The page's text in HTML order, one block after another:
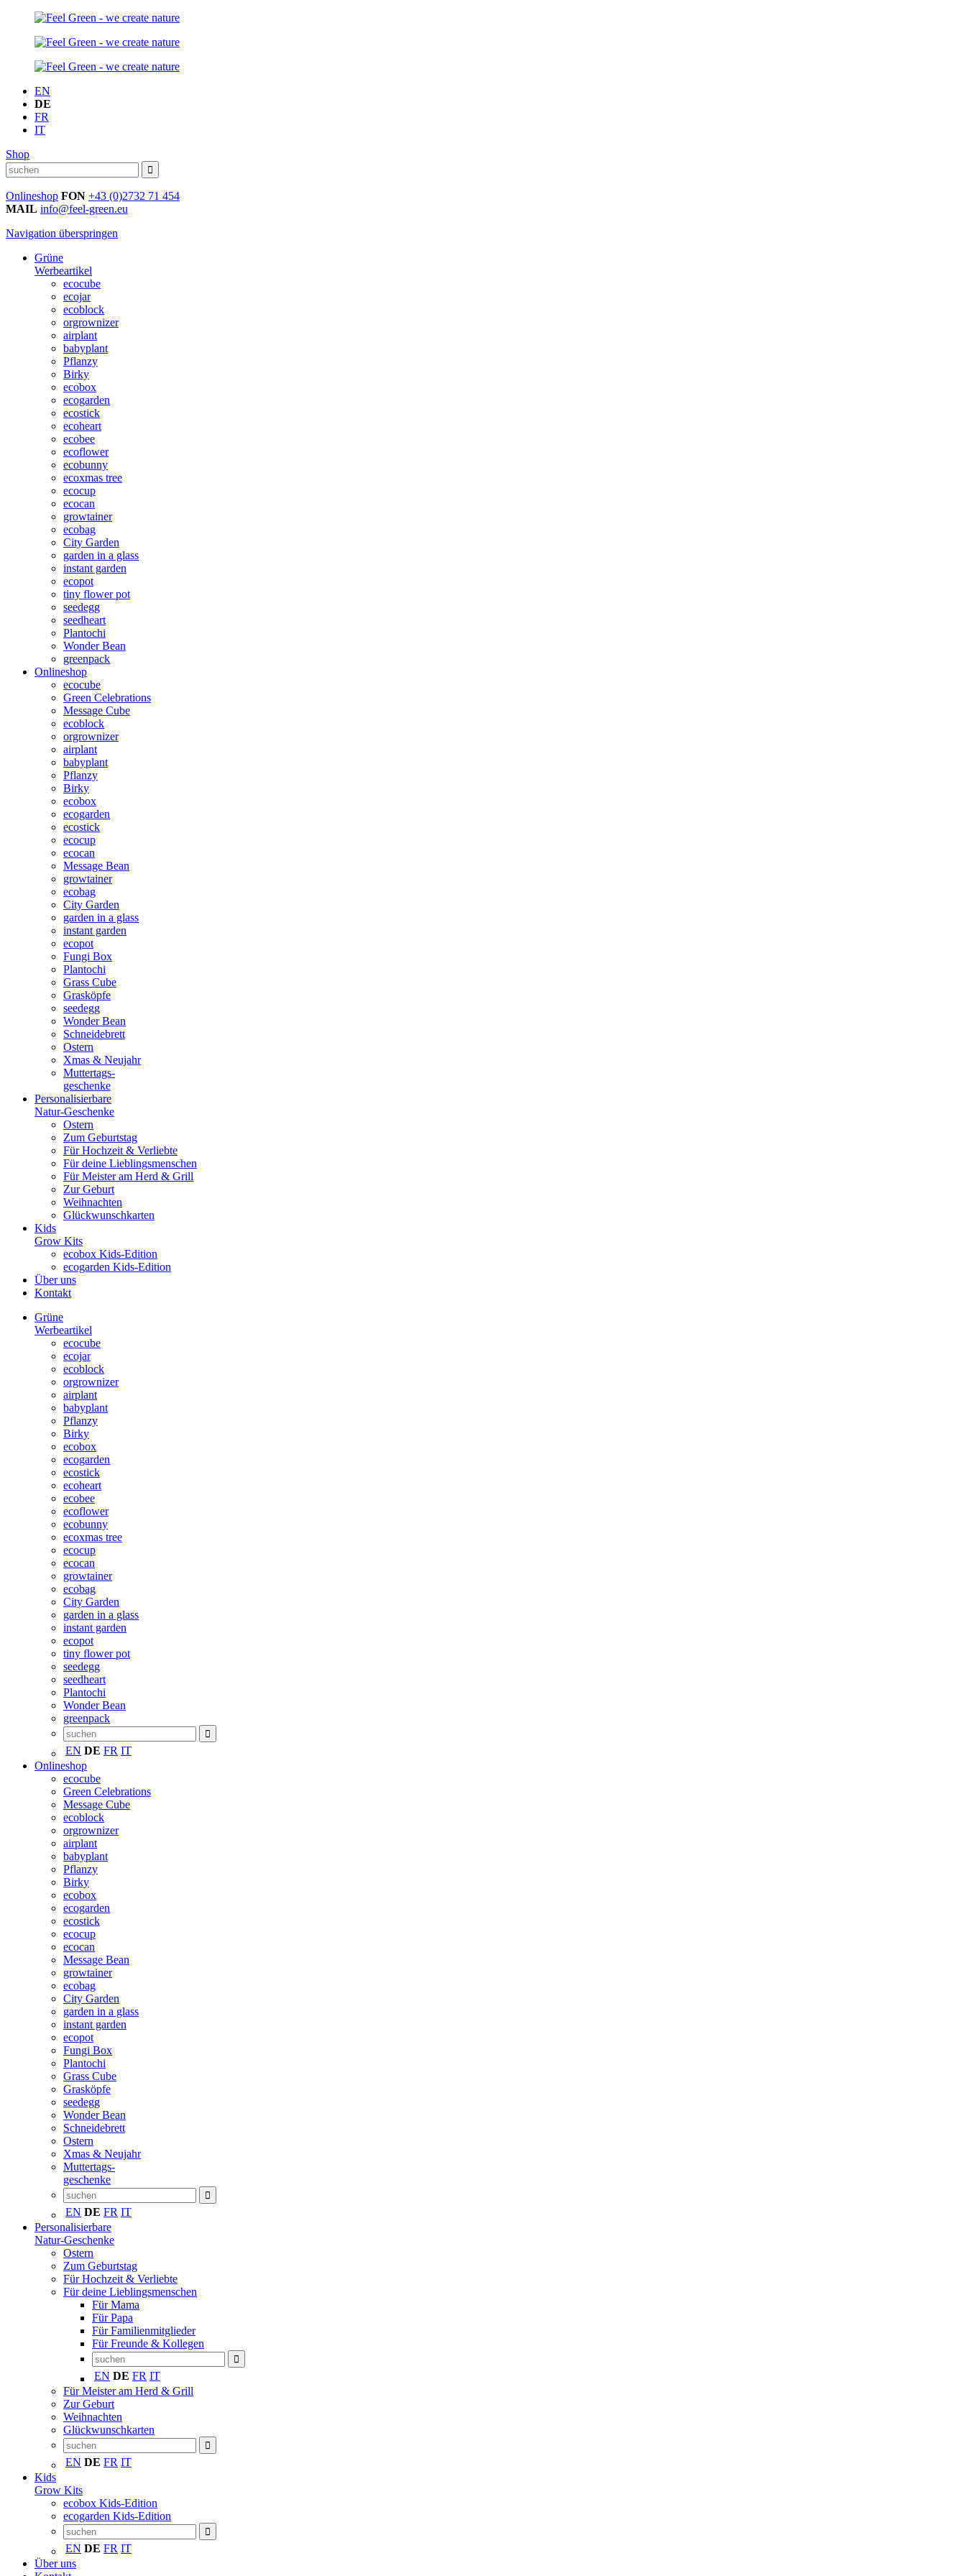
EN
DE
FR
IT
Shop
Onlineshop FON +43 (0)2732 71 454
MAIL info@feel-green.eu
Navigation überspringen
Grüne
Werbeartikel
ecocube
ecojar
ecoblock
orgrownizer
airplant
babyplant
Pflanzy
Birky
ecobox
ecogarden
ecostick
ecoheart
ecobee
ecoflower
ecobunny
ecoxmas tree
ecocup
ecocan
growtainer
ecobag
City Garden
garden in a glass
instant garden
ecopot
tiny flower pot
seedegg
seedheart
Plantochi
Wonder Bean
greenpack
Onlineshop
ecocube
Green Celebrations
Message Cube
ecoblock
orgrownizer
airplant
babyplant
Pflanzy
Birky
ecobox
ecogarden
ecostick
ecocup
ecocan
Message Bean
growtainer
ecobag
City Garden
garden in a glass
instant garden
ecopot
Fungi Box
Plantochi
Grass Cube
Grasköpfe
seedegg
Wonder Bean
Schneidebrett
Ostern
Xmas & Neujahr
Muttertags-
geschenke
Personalisierbare
Natur-Geschenke
Ostern
Zum Geburtstag
Für Hochzeit & Verliebte
Für deine Lieblingsmenschen
Für Meister am Herd & Grill
Zur Geburt
Weihnachten
Glückwunschkarten
Kids
Grow Kits
ecobox Kids-Edition
ecogarden Kids-Edition
Über uns
Kontakt
Grüne
Werbeartikel
ecocube
ecojar
ecoblock
orgrownizer
airplant
babyplant
Pflanzy
Birky
ecobox
ecogarden
ecostick
ecoheart
ecobee
ecoflower
ecobunny
ecoxmas tree
ecocup
ecocan
growtainer
ecobag
City Garden
garden in a glass
instant garden
ecopot
tiny flower pot
seedegg
seedheart
Plantochi
Wonder Bean
greenpack
EN DE FR IT
Onlineshop
ecocube
Green Celebrations
Message Cube
ecoblock
orgrownizer
airplant
babyplant
Pflanzy
Birky
ecobox
ecogarden
ecostick
ecocup
ecocan
Message Bean
growtainer
ecobag
City Garden
garden in a glass
instant garden
ecopot
Fungi Box
Plantochi
Grass Cube
Grasköpfe
seedegg
Wonder Bean
Schneidebrett
Ostern
Xmas & Neujahr
Muttertags-
geschenke
EN DE FR IT
Personalisierbare
Natur-Geschenke
Ostern
Zum Geburtstag
Für Hochzeit & Verliebte
Für deine Lieblingsmenschen
Für Mama
Für Papa
Für Familienmitglieder
Für Freunde & Kollegen
EN DE FR IT
Für Meister am Herd & Grill
Zur Geburt
Weihnachten
Glückwunschkarten
EN DE FR IT
Kids
Grow Kits
ecobox Kids-Edition
ecogarden Kids-Edition
EN DE FR IT
Über uns